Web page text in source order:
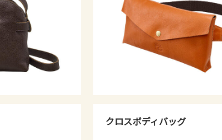
クロスボディバッグ